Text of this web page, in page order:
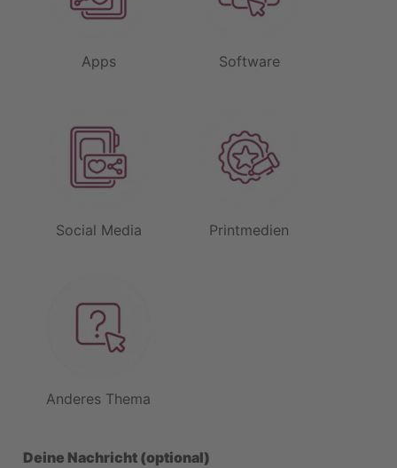
Apps Software
Social Media Printmedien
Anderes Thema
Deine Nachricht (optional)